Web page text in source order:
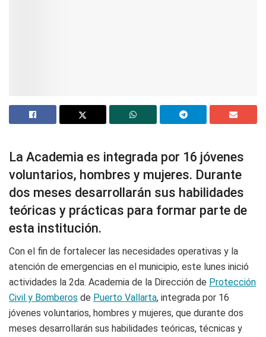
La Academia es integrada por 16 jóvenes
voluntarios, hombres y mujeres. Durante
dos meses desarrollarán sus habilidades
teóricas y prácticas para formar parte de
esta institución.
Con el fin de fortalecer las necesidades operativas y la
atención de emergencias en el municipio, este lunes inició
actividades la 2da. Academia de la Dirección de Protección
Civil y Bomberos de Puerto Vallarta, integrada por 16
jóvenes voluntarios, hombres y mujeres, que durante dos
meses desarrollarán sus habilidades teóricas, técnicas y